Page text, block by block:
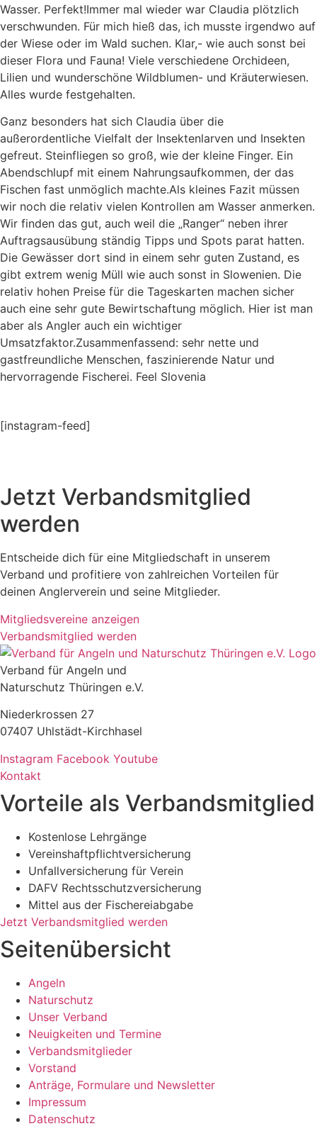
Wasser. Perfekt!Immer mal wieder war Claudia plötzlich
verschwunden. Für mich hieß das, ich musste irgendwo auf
der Wiese oder im Wald suchen. Klar,- wie auch sonst bei
dieser Flora und Fauna! Viele verschiedene Orchideen,
Lilien und wunderschöne Wildblumen- und Kräuterwiesen.
Alles wurde festgehalten.
Ganz besonders hat sich Claudia über die
außerordentliche Vielfalt der Insektenlarven und Insekten
gefreut. Steinfliegen so groß, wie der kleine Finger. Ein
Abendschlupf mit einem Nahrungsaufkommen, der das
Fischen fast unmöglich machte.Als kleines Fazit müssen
wir noch die relativ vielen Kontrollen am Wasser anmerken.
Wir finden das gut, auch weil die „Ranger“ neben ihrer
Auftragsausübung ständig Tipps und Spots parat hatten.
Die Gewässer dort sind in einem sehr guten Zustand, es
gibt extrem wenig Müll wie auch sonst in Slowenien. Die
relativ hohen Preise für die Tageskarten machen sicher
auch eine sehr gute Bewirtschaftung möglich. Hier ist man
aber als Angler auch ein wichtiger
Umsatzfaktor.Zusammenfassend: sehr nette und
gastfreundliche Menschen, faszinierende Natur und
hervorragende Fischerei. Feel Slovenia
[instagram-feed]
Jetzt Verbandsmitglied
werden
Entscheide dich für eine Mitgliedschaft in unserem
Verband und profitiere von zahlreichen Vorteilen für
deinen Anglerverein und seine Mitglieder.
Mitgliedsvereine anzeigen
Verbandsmitglied werden
Verband für Angeln und
Naturschutz Thüringen e.V.
Niederkrossen 27
07407 Uhlstädt-Kirchhasel
Instagram Facebook Youtube
Kontakt
Vorteile als Verbandsmitglied
Kostenlose Lehrgänge
Vereinshaftpflichtversicherung
Unfallversicherung für Verein
DAFV Rechtsschutzversicherung
Mittel aus der Fischereiabgabe
Jetzt Verbandsmitglied werden
Seitenübersicht
Angeln
Naturschutz
Unser Verband
Neuigkeiten und Termine
Verbandsmitglieder
Vorstand
Anträge, Formulare und Newsletter
Impressum
Datenschutz